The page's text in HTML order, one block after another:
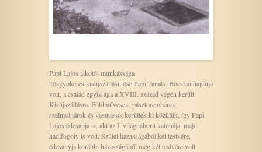
Papi Lajos alkotói munkássága
Tősgyökeres kisújszállási; őse Papi Tamás, Bocskai hajdúja
volt, a család egyik ága a XVIII. század végén került
Kisújszállásra. Földművesek, pásztoremberek,
szélmolnárok és vasutasok kerültek ki közülük, így Papi
Lajos édesapja is, aki az I. világháború katonája, majd
hadifogoly is volt. Szülei házasságából két testvére,
édesanyja korábbi házasságából még két testvére volt.